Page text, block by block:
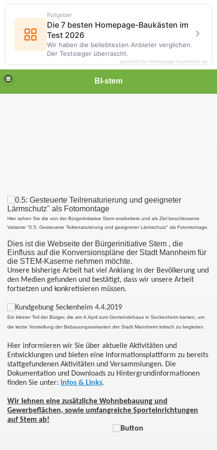
BI-stem
Hier sehen Sie die von der Bürgerinitiative Stem erarbeitete und als Ziel beschlossene
Variante "0.5: Gesteuerte Teilrenaturierung und geeigneter Lärmschutz" als Fotomontage.
Dies ist die Webseite der Bürgerinitiative Stem , die
Einfluss auf die Konversionspläne der Stadt Mannheim für
die STEM-Kaserne nehmen möchte.
Unsere bisherige Arbeit hat viel Anklang in der Bevölkerung und
den Medien gefunden und bestätigt, dass wir unsere Arbeit
fortsetzen und konkretisieren müssen.
Ein kleiner Teil der Bürger, die am 4.April zum Gemeindehaus in Seckenheim kamen, um
die letzte Vorstellung der Bebauungsvarianten der Stadt Mannheim kritisch zu begleiten.
Hier informieren wir Sie über aktuelle Aktivitäten und
Entwicklungen und bieten eine Informationsplattform zu bereits
stattgefundenen Aktivitäten und Versammlungen. Die
Dokumentation und Downloads zu Hintergrundinformationen
finden Sie unter:
Infos & Links.
Wir lehnen eine zusätzliche Wohnbebauung und
Gewerbeflächen, sowie umfangreiche Sporteinrichtungen
auf Stem ab!
Ratgeber
Die 7 besten Homepage-Baukästen im
Test 2026
Wir haben die beliebtesten Anbieter verglichen.
Der Testsieger überrascht.
powered by homepage-baukasten.de